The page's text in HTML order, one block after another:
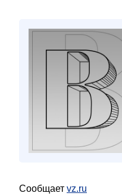
Сообщает vz.ru